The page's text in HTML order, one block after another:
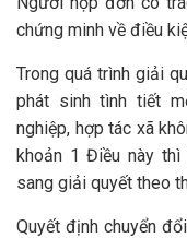
chứng minh về điều
Trong quá trình giải
phát sinh tình tiết
nghiệp, hợp tác xã
khoản 1 Điều này thì
sang giải quyết theo
Quyết định chuyển